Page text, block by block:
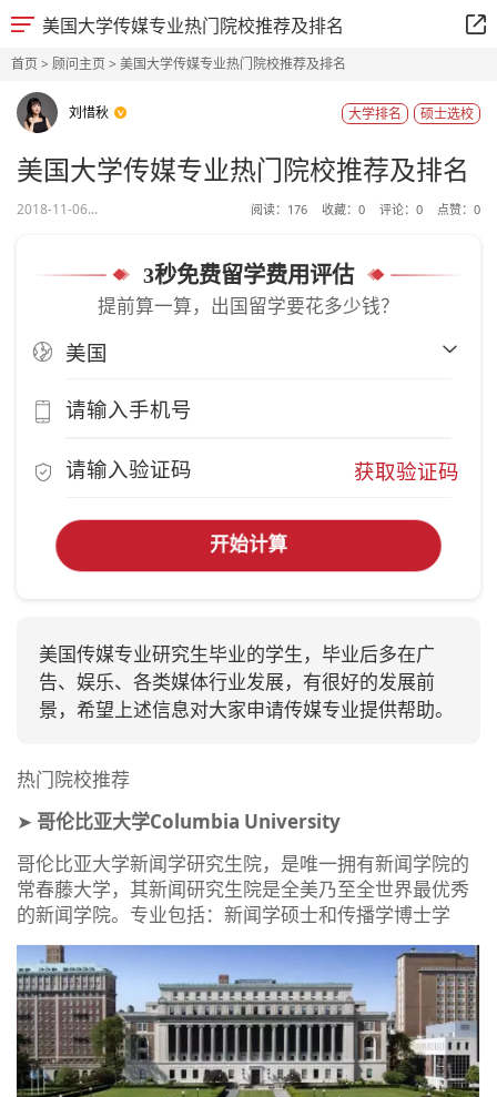
美国大学传媒专业热门院校推荐及排名
首页> 顾问主页> 美国大学传媒专业热门院校推荐及排名
刘惜秋 硕士选校
大学排名
美国大学传媒专业热门院校推荐及排名
2018-11-06... 阅读： 176 收藏： 0 评论： 0 点赞： 0
3秒免费留学费用评估
提前算一算，出国留学要花多少钱？
获取验证码
开始计算
美国传媒专业研究生毕业的学生，毕业后多在广
告、娱乐、各类媒体行业发展，有很好的发展前
景，希望上述信息对大家申请传媒专业提供帮助。
热门院校推荐
➤ 哥伦比亚大学Columbia University
哥伦比亚大学新闻学研究生院，是唯一拥有新闻学院的
常春藤大学，其新闻研究生院是全美乃至全世界最优秀
的新闻学院。专业包括：新闻学硕士和传播学博士学